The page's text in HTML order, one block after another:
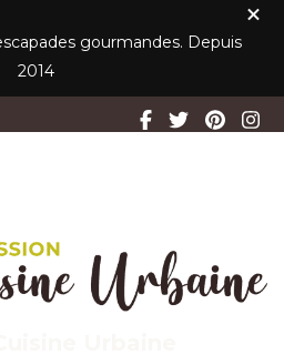
gourmandes. Depuis
2014